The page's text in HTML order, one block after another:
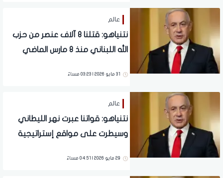
عالم
نتنياهو: قتلنا 8 آلاف عنصر من حزب
الله اللبناني منذ 8 مارس الماضي
31 مايو 2026 | 03:23 مساءً
عالم
نتنياهو: قواتنا عبرت نهر الليطاني
وسيطرت على مواقع إستراتيجية
29 مايو 2026 | 04:51 مساءً